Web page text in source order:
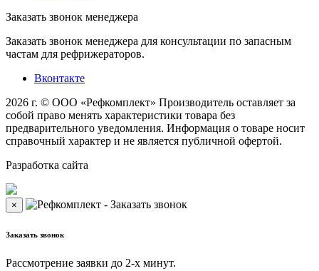
Заказать звонок менеджера
Заказать звонок менеджера для консультации по запасным
частам для рефрижераторов.
Вконтакте
2026 г. © ООО «Рефкомплект» Производитель оставляет за
собой право менять характеристики товара без
предварительного уведомления. Информация о товаре носит
справочный характер и не является публичной офертой.
Разработка сайта
×
Заказать звонок
Рассмотрение заявки до 2-x минут.